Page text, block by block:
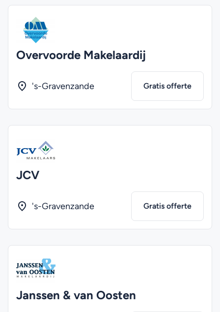
Overvoorde Makelaardij
's-Gravenzande Gratis offerte
JCV
's-Gravenzande Gratis offerte
Janssen & van Oosten